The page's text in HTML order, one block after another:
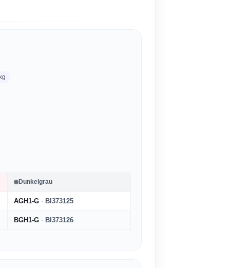
Dunkelgrau
AGH1-G · BI373125
BGH1-G · BI373126